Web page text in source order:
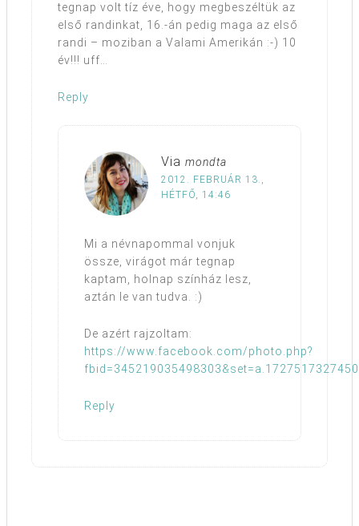
tegnap volt tíz éve, hogy megbeszéltük az
első randinkat, 16.-án pedig maga az első
randi – moziban a Valami Amerikán :-) 10
év!!! uff…
Reply
Via mondta
2012. FEBRUÁR 13.,
HÉTFŐ, 14:46
Mi a névnapommal vonjuk
össze, virágot már tegnap
kaptam, holnap színház lesz,
aztán le van tudva. :)
De azért rajzoltam:
https://www.facebook.com/photo.php?
Reply